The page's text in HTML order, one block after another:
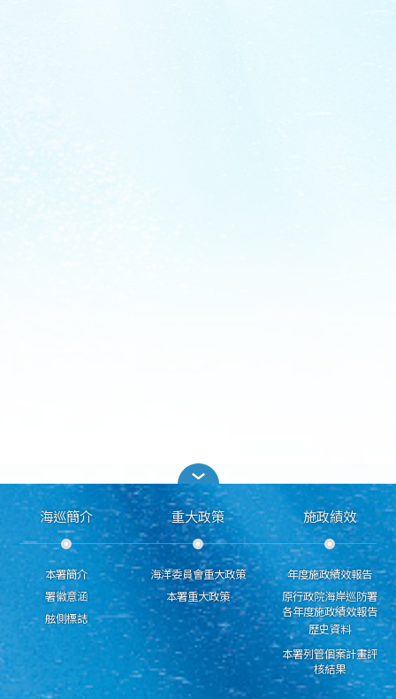
海巡簡介
本署簡介
署徽意涵
舷側標誌
重大政策
海洋委員會重大政策
本署重大政策
施政績效
年度施政績效報告
原行政院海岸巡防署
各年度施政績效報告
歷史資料
本署列管個案計畫評
核結果